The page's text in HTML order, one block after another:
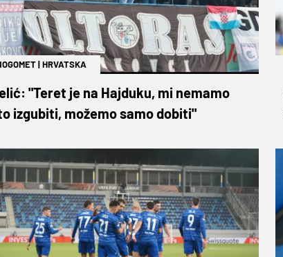
|HRVATSKA
"Teret je na Hajduku, mi nemamo
izgubiti, možemo samo dobiti"